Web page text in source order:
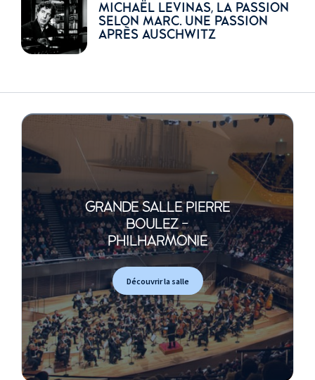
MICHAËL LEVINAS, LA PASSION
SELON MARC. UNE PASSION
APRÈS AUSCHWITZ
GRANDE SALLE PIERRE
BOULEZ -
PHILHARMONIE
Découvrir la salle